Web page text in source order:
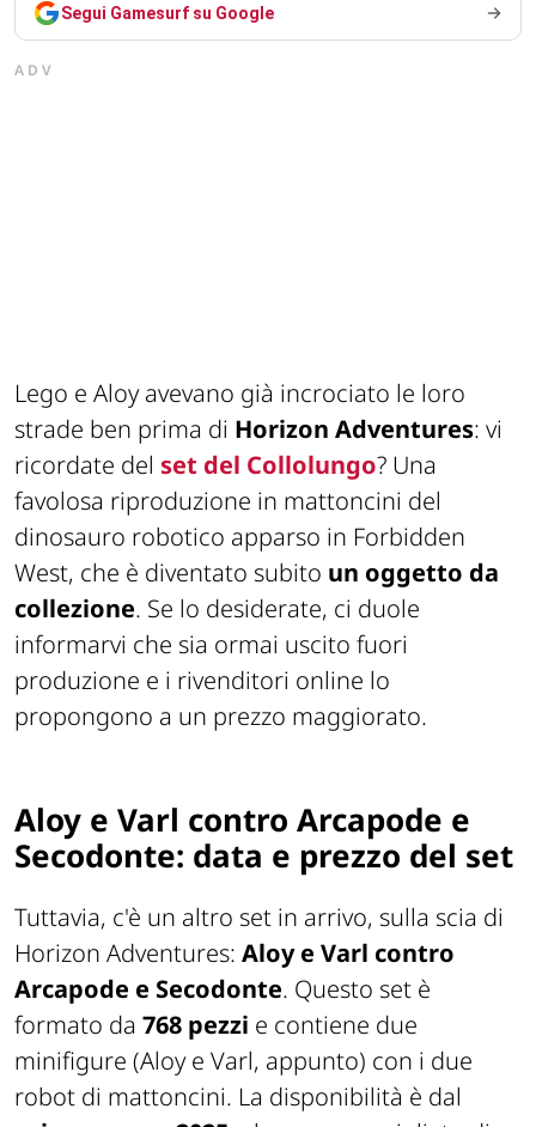
Segui Gamesurf su Google
ADV
Lego e Aloy avevano già incrociato le loro
strade ben prima di Horizon Adventures: vi
ricordate del set del Collolungo? Una
favolosa riproduzione in mattoncini del
dinosauro robotico apparso in Forbidden
West, che è diventato subito un oggetto da
collezione. Se lo desiderate, ci duole
informarvi che sia ormai uscito fuori
produzione e i rivenditori online lo
propongono a un prezzo maggiorato.
Aloy e Varl contro Arcapode e
Secodonte: data e prezzo del set
Tuttavia, c'è un altro set in arrivo, sulla scia di
Horizon Adventures: Aloy e Varl contro
Arcapode e Secodonte. Questo set è
formato da 768 pezzi e contiene due
minifigure (Aloy e Varl, appunto) con i due
robot di mattoncini. La disponibilità è dal